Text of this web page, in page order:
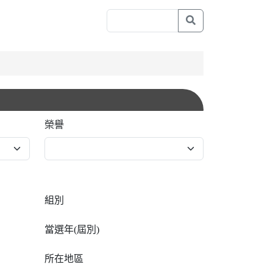
榮譽
組別
當選年(屆別)
所在地區